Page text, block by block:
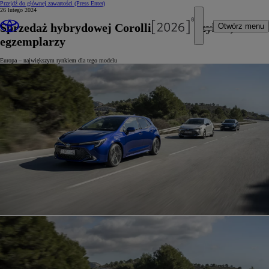
Przejdź do głównej zawartości (Press Enter)
Otwórz menu
26 lutego 2024
Sprzedaż hybrydowej Corolli przekroczyła 2,5 mln
egzemplarzy
Europa – największym rynkiem dla tego modelu